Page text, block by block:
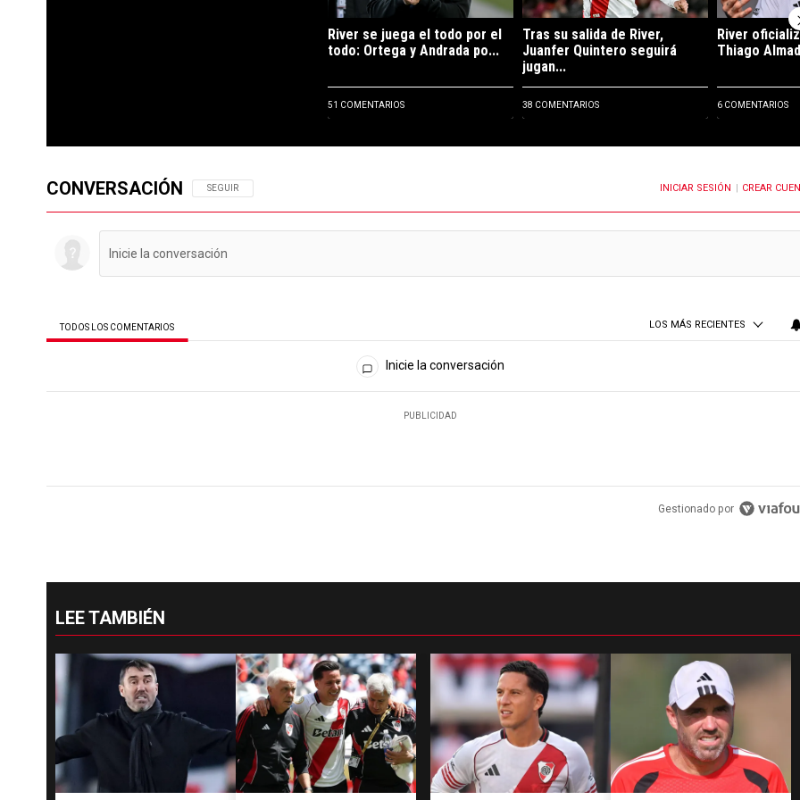
River se juega el todo por el
todo: Ortega y Andrada po...
51 COMENTARIOS
Tras su salida de River,
Juanfer Quintero seguirá
jugan...
38 COMENTARIOS
River
Thiago
6 COMENTARIOS
CONVERSACIÓN SIGA ESTA CONVERSACIÓN PARA RECIBIR NOTIFICACIONES CUANDO SE PUBLIQUEN NUEVOS COMENTARIOS
SEGUIR INICIAR SESIÓN CREAR
TODOS LOS COMENTARIOS LOS MÁS RECIENTES
Inicie la conversación
PUBLICIDAD
Gestionado por
LEE TAMBIÉN